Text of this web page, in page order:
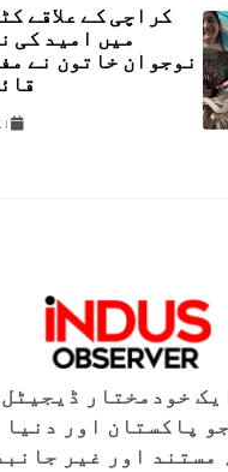
کراچی کے علاقے
میں امید کی
نوجوان خاتون نے
خودمختار ڈیجیٹل
پاکستان اور دنیا
مستند اور غیر